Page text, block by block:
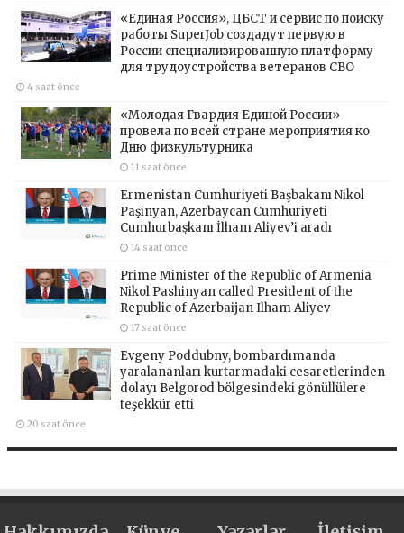
«Единая Россия», ЦБСТ и сервис по поиску
работы SuperJob создадут первую в
России специализированную платформу
для трудоустройства ветеранов СВО
4 saat önce
«Молодая Гвардия Единой России»
провела по всей стране мероприятия ко
Дню физкультурника
11 saat önce
Ermenistan Cumhuriyeti Başbakanı Nikol
Paşinyan, Azerbaycan Cumhuriyeti
Cumhurbaşkanı İlham Aliyev’i aradı
14 saat önce
Prime Minister of the Republic of Armenia
Nikol Pashinyan called President of the
Republic of Azerbaijan Ilham Aliyev
17 saat önce
Evgeny Poddubny, bombardımanda
yaralananları kurtarmadaki cesaretlerinden
dolayı Belgorod bölgesindeki gönüllülere
teşekkür etti
20 saat önce